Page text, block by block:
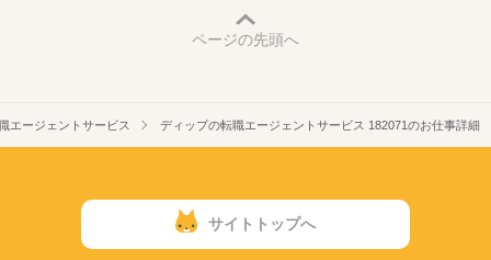
ページの先頭へ
エージェントサービス ディップの転職エージェントサービス 182071のお仕事詳細
サイトトップへ